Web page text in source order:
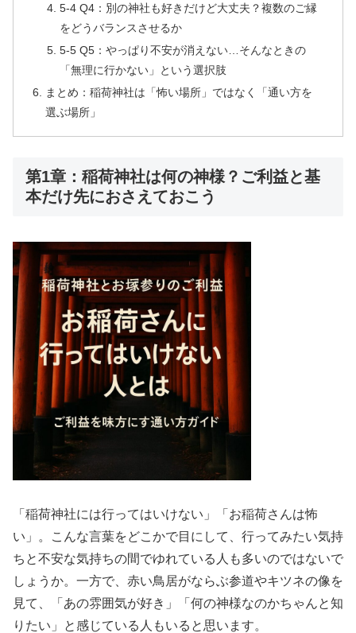
5-4 Q4：別の神社も好きだけど大丈夫？複数のご縁
をどうバランスさせるか
5-5 Q5：やっぱり不安が消えない…そんなときの
「無理に行かない」という選択肢
まとめ：稲荷神社は「怖い場所」ではなく「通い方を
選ぶ場所」
第1章：稲荷神社は何の神様？ご利益と基
本だけ先におさえておこう
「稲荷神社には行ってはいけない」「お稲荷さんは怖
い」。こんな言葉をどこかで目にして、行ってみたい気持
ちと不安な気持ちの間でゆれている人も多いのではないで
しょうか。一方で、赤い鳥居がならぶ参道やキツネの像を
見て、「あの雰囲気が好き」「何の神様なのかちゃんと知
りたい」と感じている人もいると思います。